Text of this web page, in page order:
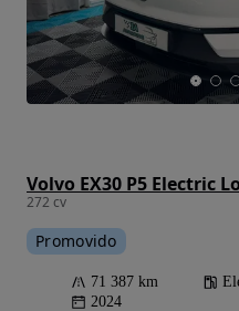
Volvo EX30 P5 Electric
272 cv
Promovido
71 387 km
2024